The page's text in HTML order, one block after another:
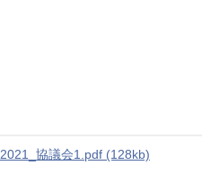
2021_協議会1.pdf (128kb)